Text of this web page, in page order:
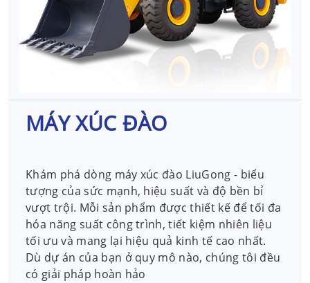
MÁY XÚC ĐÀO
Khám phá dòng máy xúc đào LiuGong - biểu
tượng của sức mạnh, hiệu suất và độ bền bỉ
vượt trội. Mỗi sản phẩm được thiết kế để tối đa
hóa năng suất công trình, tiết kiệm nhiên liệu
tối ưu và mang lại hiệu quả kinh tế cao nhất.
Dù dự án của bạn ở quy mô nào, chúng tôi đều
có giải pháp hoàn hảo